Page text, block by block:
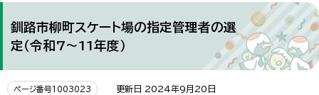
釧路市柳町スケート場の指定管理者の選
定（令和7～11年度）
ページ番号1003023 更新日 2024年9月20日